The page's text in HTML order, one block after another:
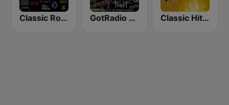
Classic Rock California GotRadio - Rockin' 80's Classic Hits Radio - USA